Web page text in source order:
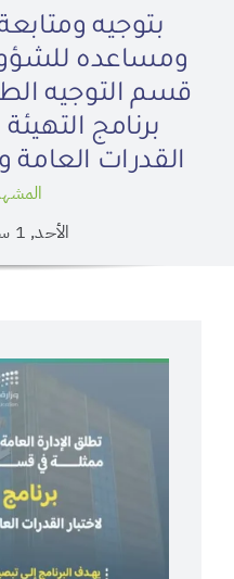
بتوجيه
ومساعده
قسم التوجيه
برنامج
القدرات
الأحد, 1 سبتمبر, 2024